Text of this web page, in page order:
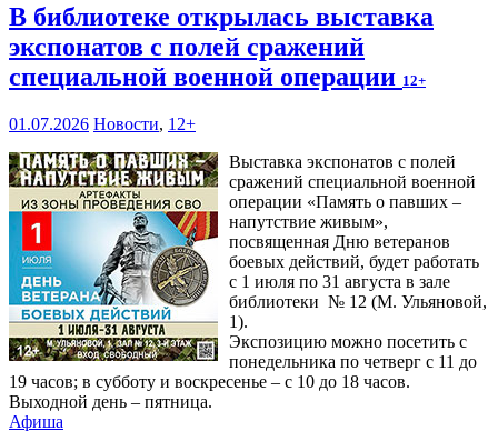
В библиотеке открылась выставка
экспонатов с полей сражений
специальной военной операции 12+
01.07.2026 Новости, 12+
Выставка экспонатов с полей
сражений специальной военной
операции «Память о павших –
напутствие живым»,
посвященная Дню ветеранов
боевых действий, будет работать
с 1 июля по 31 августа в зале
библиотеки № 12 (М. Ульяновой,
1).
Экспозицию можно посетить с
понедельника по четверг с 11 до
19 часов; в субботу и воскресенье – с 10 до 18 часов.
Выходной день – пятница.
Афиша